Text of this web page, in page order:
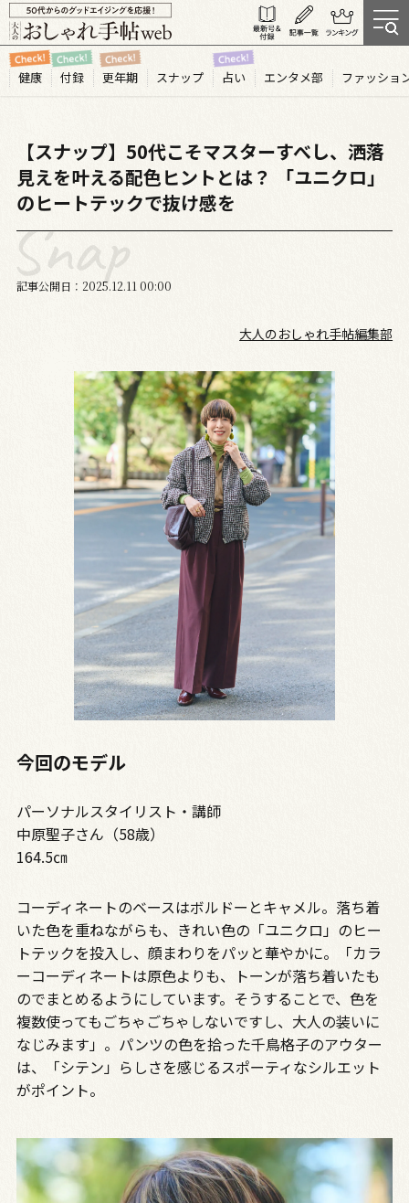
健康 付録 更年期 スナップ 占い エンタメ部 ファッショ
【スナップ】50代こそマスターすべし、洒落
見えを叶える配色ヒントとは？ 「ユニクロ」
のヒートテックで抜け感を
記事公開日 2025.12 11 00:00
大人のおしゃれ手帖編集部
今回のモデル
パーソナルスタイリスト・講師
中原聖子さん（58歳）
164.5㎝
コーディネートのベースはボルドーとキャメル。落ち着
いた色を重ねながらも、きれい色の「ユニクロ」のヒー
トテックを投入し、顔まわりをパッと華やかに。「カラ
ーコーディネートは原色よりも、トーンが落ち着いたも
のでまとめるようにしています。そうすることで、色を
複数使ってもごちゃごちゃしないですし、大人の装いに
なじみます」。パンツの色を拾った千鳥格子のアウター
は、「シテン」らしさを感じるスポーティなシルエット
がポイント。